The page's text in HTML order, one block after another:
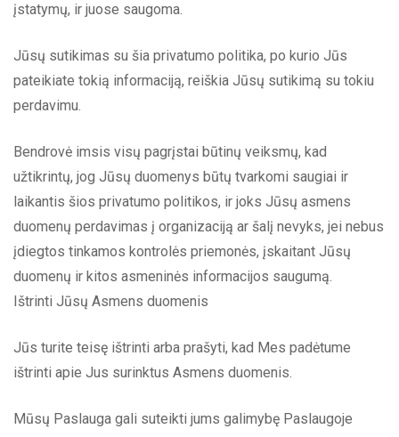
įstatymų, ir juose saugoma.
Jūsų sutikimas su šia privatumo politika, po kurio Jūs
pateikiate tokią informaciją, reiškia Jūsų sutikimą su tokiu
perdavimu.
Bendrovė imsis visų pagrįstai būtinų veiksmų, kad
užtikrintų, jog Jūsų duomenys būtų tvarkomi saugiai ir
laikantis šios privatumo politikos, ir joks Jūsų asmens
duomenų perdavimas į organizaciją ar šalį nevyks, jei nebus
įdiegtos tinkamos kontrolės priemonės, įskaitant Jūsų
duomenų ir kitos asmeninės informacijos saugumą.
Ištrinti Jūsų Asmens duomenis
Jūs turite teisę ištrinti arba prašyti, kad Mes padėtume
ištrinti apie Jus surinktus Asmens duomenis.
Mūsų Paslauga gali suteikti jums galimybę Paslaugoje